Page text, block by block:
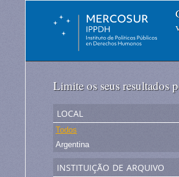
Limite os seus resultados
local
Todos
Argentina
instituição de arquivo